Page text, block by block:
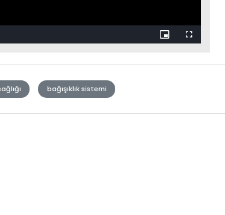
bağışıklık sistemi